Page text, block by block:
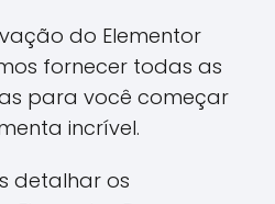
do Elementor
fornecer todas as
para você começar
incrível.
detalhar os